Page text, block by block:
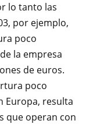
lo tanto las
por ejemplo,
poco
la empresa
de euros.
poco
Europa, resulta
que operan con